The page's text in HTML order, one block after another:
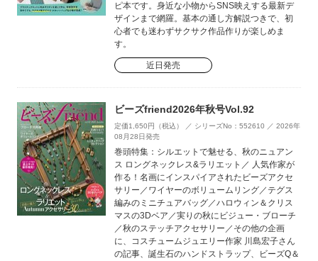
ピ本です。身近な小物からSNS映えする最新デ
ザインまで網羅。基本の通し方解説つきで、初
心者でも迷わずサクサク作品作りが楽しめま
す。
近日発売
ビーズfriend2026年秋号Vol.92
定価1,650円（税込） ／ シリーズNo：552610 ／ 2026年
08月28日発売
巻頭特集：シルエットで魅せる、秋のニュアン
ス ロングネックレス&ラリエット／ 人気作家が
作る！名画にインスパイアされたビーズアクセ
サリー／ワイヤーのボリュームリング／テグス
編みのミニチュアバッグ／ハロウィン＆クリス
マスの3Dベア／実りの秋にビジュー・ブローチ
／秋のステッチアクセサリー／その他の企画
に、コスチュームジュエリー作家 川島宏子さん
の記事、誕生石のハンドストラップ、ビーズQ＆